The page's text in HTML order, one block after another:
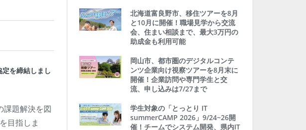
を締結しまし
課題解決を図
目指しま
北海道富良野市、移住ツアーを8月
と10月に開催！職場見学から交流
会、住まい相談まで、最大3万円の
助成金も利用可能
岡山市、都市圏のデジタルコンテ
ンツ企業向け視察ツアーを8月末に
開催！企業訪問や専門学生と交
流、申し込みは7/27まで
学生対象の「とっとり IT
summerCAMP 2026」9/24~26開
催！チームでシステム開発、県内IT